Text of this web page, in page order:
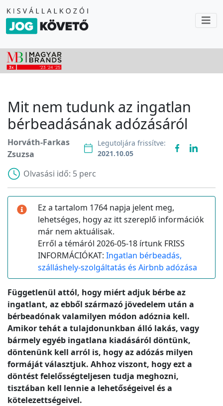
Mit nem tudunk az ingatlan
bérbeadásának adózásáról
Horváth-Farkas
Zsuzsa
Legutoljára frissítve:
2021.10.05
Olvasási idő: 5 perc
Ez a tartalom 1764 napja jelent meg,
lehetséges, hogy az itt szereplő információk
már nem aktuálisak.
Erről a témáról 2026-05-18 írtunk FRISS
INFORMÁCIÓKAT: Ingatlan bérbeadás,
szálláshely-szolgáltatás és Airbnb adózása
Függetlenül attól, hogy miért adjuk bérbe az
ingatlant, az ebből származó jövedelem után a
bérbeadónak valamilyen módon adóznia kell.
Amikor tehát a tulajdonunkban álló lakás, vagy
bármely egyéb ingatlana kiadásáról döntünk,
döntenünk kell arról is, hogy az adózás milyen
formáját választjuk. Ahhoz viszont, hogy ezt a
döntést felelősségteljesen tudja meghozni,
tisztában kell lennie a lehetőségeivel és a
kötelezettségeivel.